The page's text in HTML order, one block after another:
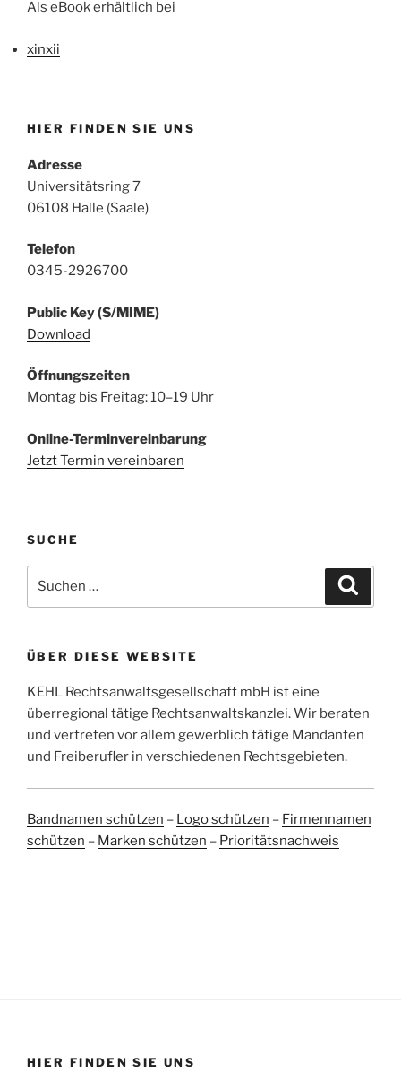
Als eBook erhältlich bei
xinxii
HIER FINDEN SIE UNS
Adresse
Universitätsring 7
06108 Halle (Saale)
Telefon
0345-2926700
Public Key (S/MIME)
Download
Öffnungszeiten
Montag bis Freitag: 10–19 Uhr
Online-Terminvereinbarung
Jetzt Termin vereinbaren
SUCHE
nach:
ÜBER DIESE WEBSITE
KEHL Rechtsanwaltsgesellschaft mbH ist eine
überregional tätige Rechtsanwaltskanzlei. Wir beraten
und vertreten vor allem gewerblich tätige Mandanten
und Freiberufler in verschiedenen Rechtsgebieten.
Bandnamen schützen – Logo schützen – Firmennamen
schützen – Marken schützen – Prioritätsnachweis
HIER FINDEN SIE UNS